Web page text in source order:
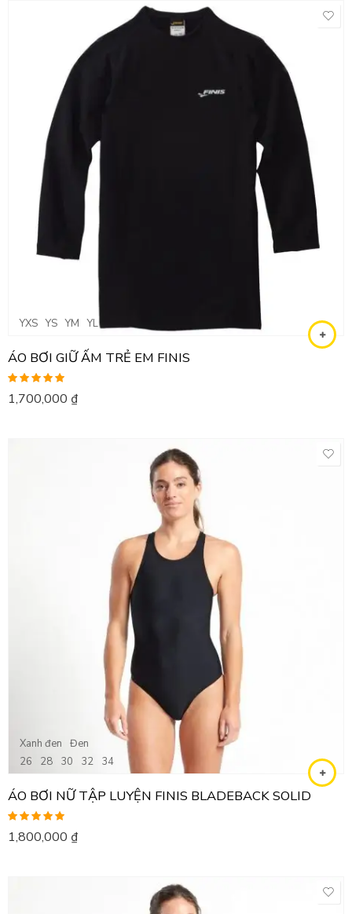
YXS YS YM YL
ÁO BƠI GIỮ ẤM TRẺ EM FINIS
Được xếp
hạng5.00 5
1,700,000 ₫
Xanh đen
Đen
26
28 30 32 34
ÁO BƠI NỮ TẬP LUYỆN FINIS BLADEBACK SOLID
Được xếp
hạng5.00 5
1,800,000 ₫